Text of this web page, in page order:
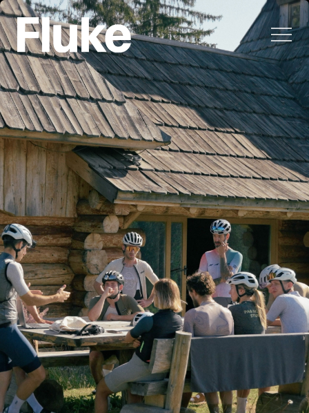
Navegación principal